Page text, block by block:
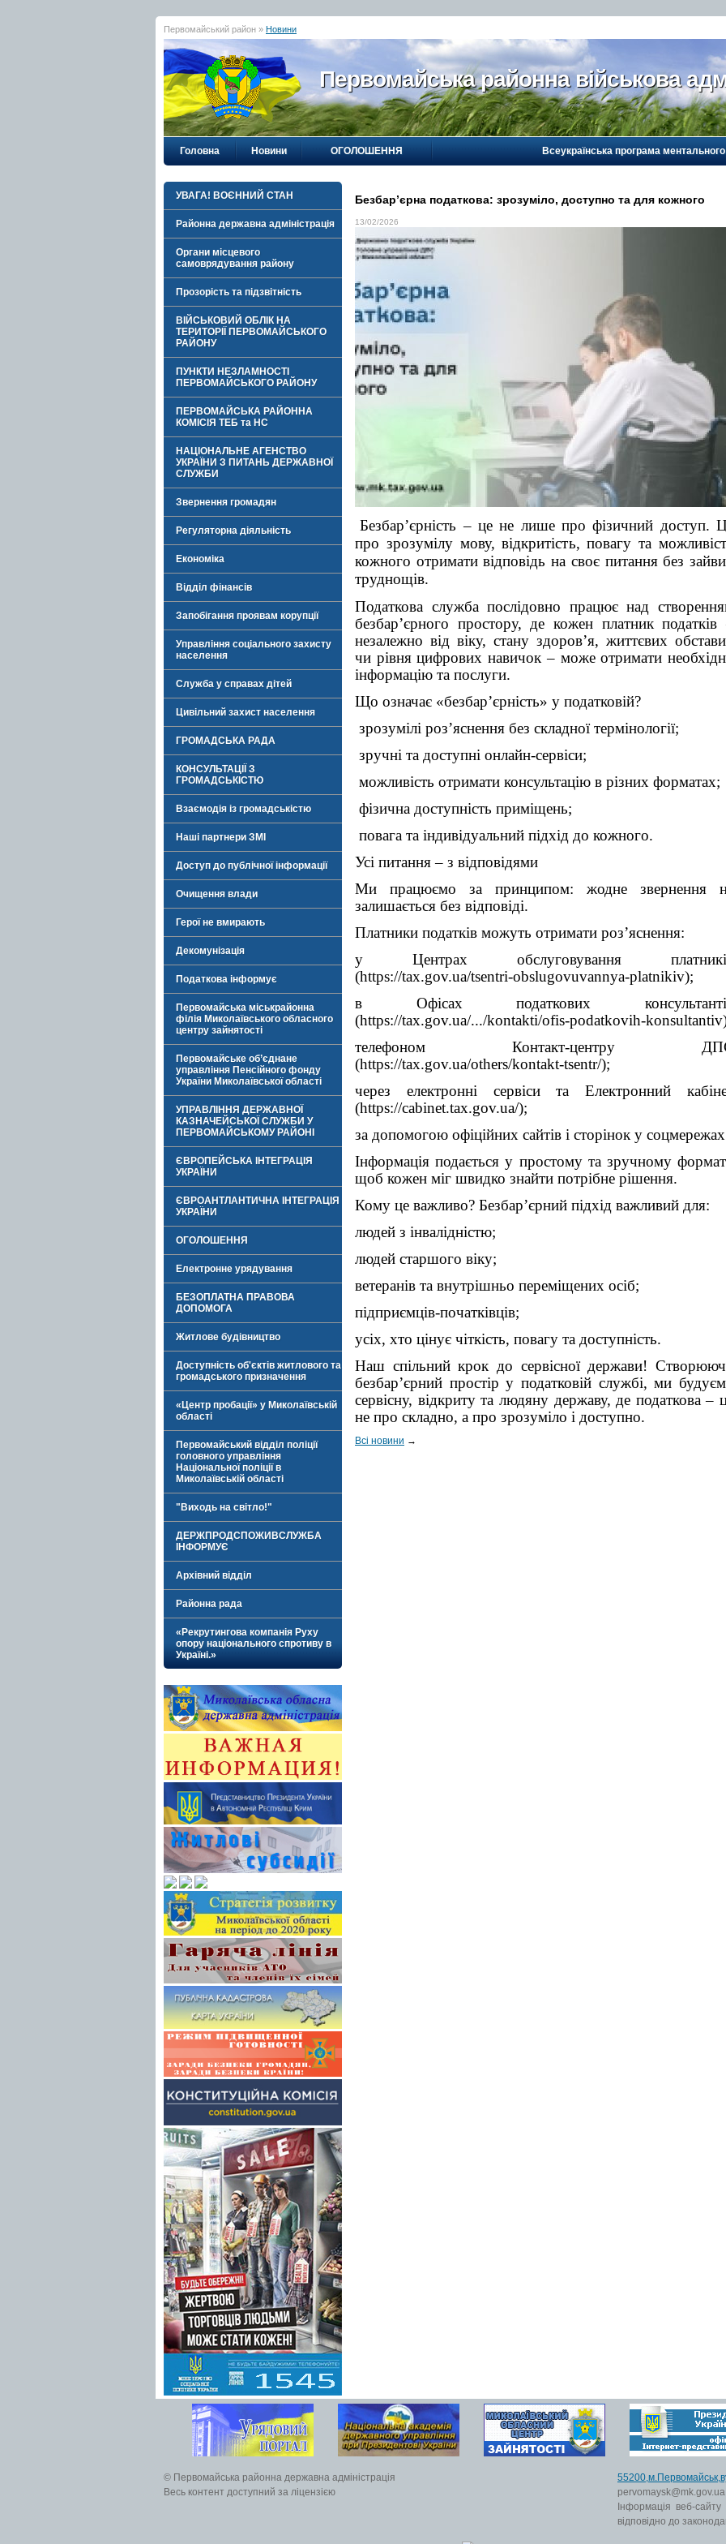
Первомайський район » Новини
Первомайська районна військова
Головна Новини ОГОЛОШЕННЯ Всеукраїнська програма
УВАГА! ВОЄННИЙ СТАН
Районна державна адміністрація
Органи місцевого
самоврядування району
Прозорість та підзвітність
ВІЙСЬКОВИЙ ОБЛІК НА
ТЕРИТОРІЇ ПЕРВОМАЙСЬКОГО
РАЙОНУ
ПУНКТИ НЕЗЛАМНОСТІ
ПЕРВОМАЙСЬКОГО РАЙОНУ
ПЕРВОМАЙСЬКА РАЙОННА
КОМІСІЯ ТЕБ та НС
НАЦІОНАЛЬНЕ АГЕНСТВО
УКРАЇНИ З ПИТАНЬ ДЕРЖАВНОЇ
СЛУЖБИ
Звернення громадян
Регуляторна діяльність
Економіка
Відділ фінансів
Запобігання проявам корупції
Управління соціального захисту
населення
Служба у справах дітей
Цивільний захист населення
ГРОМАДСЬКА РАДА
КОНСУЛЬТАЦІЇ З
ГРОМАДСЬКІСТЮ
Взаємодія із громадськістю
Наші партнери ЗМІ
Доступ до публічної інформації
Очищення влади
Герої не вмирають
Декомунізація
Податкова інформує
Первомайська міськрайонна
філія Миколаївського обласного
центру зайнятості
Первомайське об’єднане
управління Пенсійного фонду
України Миколаївської області
УПРАВЛІННЯ ДЕРЖАВНОЇ
КАЗНАЧЕЙСЬКОЇ СЛУЖБИ У
ПЕРВОМАЙСЬКОМУ РАЙОНІ
ЄВРОПЕЙСЬКА ІНТЕГРАЦІЯ
УКРАЇНИ
ЄВРОАНТЛАНТИЧНА ІНТЕГРАЦІЯ
УКРАЇНИ
ОГОЛОШЕННЯ
Електронне урядування
БЕЗОПЛАТНА ПРАВОВА
ДОПОМОГА
Житлове будівництво
Доступність об'єктів житлового та
громадського призначення
«Центр пробації» у Миколаївській
області
Первомайський відділ поліції
головного управління
Національної поліції в
Миколаївській області
"Виходь на світло!"
ДЕРЖПРОДСПОЖИВСЛУЖБА
ІНФОРМУЄ
Архівний відділ
Районна рада
«Рекрутингова компанія Руху
опору національного спротиву в
Україні.»
Безбар’єрна податкова: зрозуміло, доступно та для кожного
13/02/2026
Безбар’єрність – це не лише про фізичний доступ.
про зрозумілу мову, відкритість, повагу та
кожного отримати відповідь на своє питання без
труднощів.
Податкова служба послідовно працює над
безбар’єрного простору, де кожен платник податків
незалежно від віку, стану здоров’я, життєвих
чи рівня цифрових навичок – може отримати
інформацію та послуги.
Що означає «безбар’єрність» у податковій?
зрозумілі роз’яснення без складної термінології;
зручні та доступні онлайн-сервіси;
можливість отримати консультацію в різних форматах;
фізична доступність приміщень;
повага та індивідуальний підхід до кожного.
Усі питання – з відповідями
Ми працюємо за принципом: жодне звернення
залишається без відповіді.
Платники податків можуть отримати роз’яснення:
у Центрах обслуговування
(https://tax.gov.ua/tsentri-obslugovuvannya-platnikiv);
в Офісах податкових
(https://tax.gov.ua/.../kontakti/ofis-podatkovih-
телефоном Контакт-центру
(https://tax.gov.ua/others/kontakt-tsentr/);
через електронні сервіси та Електронний
(https://cabinet.tax.gov.ua/);
за допомогою офіційних сайтів і сторінок у
Інформація подається у простому та зручному
щоб кожен міг швидко знайти потрібне рішення.
Кому це важливо? Безбар’єрний підхід важливий для:
людей з інвалідністю;
людей старшого віку;
ветеранів та внутрішньо переміщених осіб;
підприємців-початківців;
усіх, хто цінує чіткість, повагу та доступність.
Наш спільний крок до сервісної держави!
безбар’єрний простір у податковій службі, ми
сервісну, відкриту та людяну державу, де податкова –
не про складно, а про зрозуміло і доступно.
Всі новини →
© Первомайська районна державна адміністрація
Весь контент доступний за ліцензією
pervomaysk@mk.gov.ua
Інформація веб-
відповідно до